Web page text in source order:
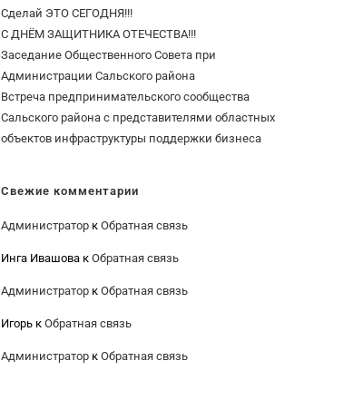
Сделай ЭТО СЕГОДНЯ!!!
С ДНЁМ ЗАЩИТНИКА ОТЕЧЕСТВА!!!
Заседание Общественного Совета при
Администрации Сальского района
Встреча предпринимательского сообщества
Сальского района с представителями областных
объектов инфраструктуры поддержки бизнеса
Свежие комментарии
Администратор к Обратная связь
Инга Ивашова к Обратная связь
Администратор к Обратная связь
Игорь к Обратная связь
Администратор к Обратная связь